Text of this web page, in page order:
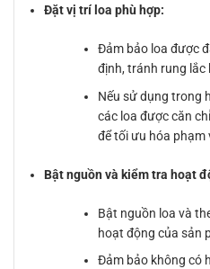
Đặt vị trí loa phù hợp:
Đảm bảo loa được
định, tránh rung lắc
Nếu sử dụng trong
các loa được căn
để tối ưu hóa phạm
Bật nguồn và kiểm tra hoạt
Bật nguồn loa và
hoạt động của sản
Đảm bảo không có